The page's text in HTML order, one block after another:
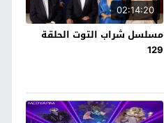
02:14:20
مسلسل شراب التوت الحلقة
129